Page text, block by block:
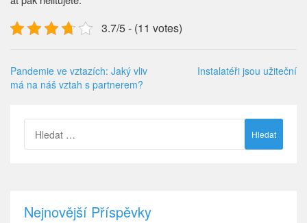
3.7/5 - (11 votes)
Pandemie ve vztazích: Jaký vliv
má na náš vztah s partnerem?
Instalatéři jsou užiteční
Nejnovější Příspěvky